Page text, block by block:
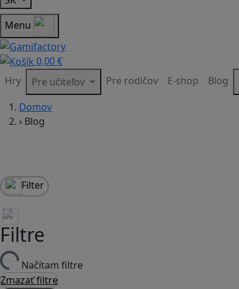
Menu
0,00 €
Hry
Pre učiteľov Pre rodičov E-shop Blog
Domov
› Blog
Filter
Filtre
Načítam filtre
Zmazať filtre